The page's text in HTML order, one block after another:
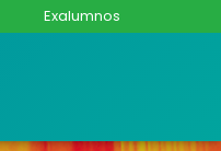
Exalumnos